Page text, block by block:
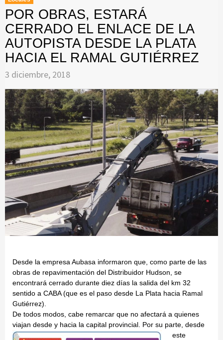
POR OBRAS, ESTARÁ
CERRADO EL ENLACE DE LA
AUTOPISTA DESDE LA PLATA
HACIA EL RAMAL GUTIÉRREZ
3 diciembre, 2018
Desde la empresa Aubasa informaron que, como parte de las
obras de repavimentación del Distribuidor Hudson, se
encontrará cerrado durante diez días la salida del km 32
sentido a CABA (que es el paso desde La Plata hacia Ramal
Gutiérrez).
De todos modos, cabe remarcar que no afectará a quienes
viajan desde y hacia la capital provincial. Por su parte, desde
este